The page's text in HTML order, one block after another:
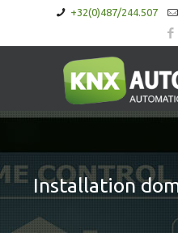
+32(0)487/244.507
Installation